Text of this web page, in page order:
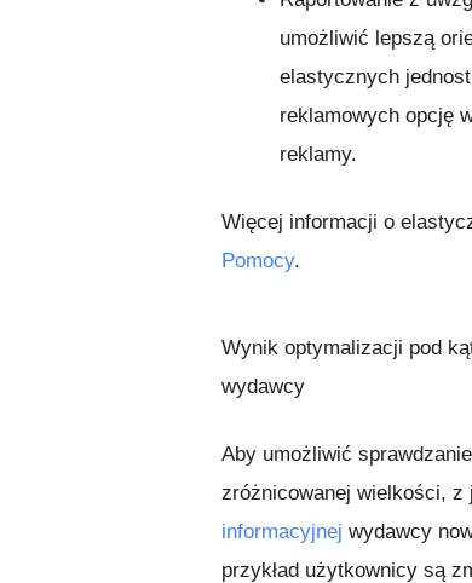
umożliwić lepszą
elastycznych
reklamowych opcję
reklamy.
Więcej informacji o
Pomocy.
Wynik optymalizacji pod
wydawcy
Aby umożliwić
zróżnicowanej wielkości,
informacyjnej wydawcy
przykład użytkownicy są